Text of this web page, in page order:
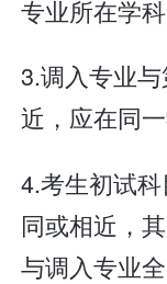
专业所在学
3.调入专业
近，应在同
4.考生初试
同或相近，
与调入专业